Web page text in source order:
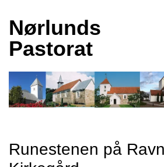
Nørlunds
Pastorat
Runestenen på